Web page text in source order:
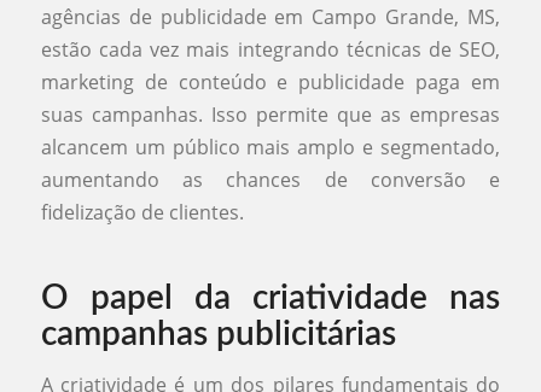
agências de publicidade em Campo Grande, MS,
estão cada vez mais integrando técnicas de SEO,
marketing de conteúdo e publicidade paga em
suas campanhas. Isso permite que as empresas
alcancem um público mais amplo e segmentado,
aumentando as chances de conversão e
fidelização de clientes.
O papel da criatividade nas
campanhas publicitárias
A criatividade é um dos pilares fundamentais do